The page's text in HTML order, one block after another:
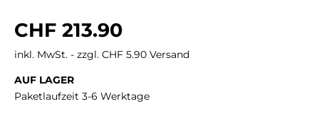
Normaler Preis
CHF 213.90
inkl. MwSt. - zzgl. CHF 5.90 Versand
AUF LAGER
Paketlaufzeit 3-6 Werktage